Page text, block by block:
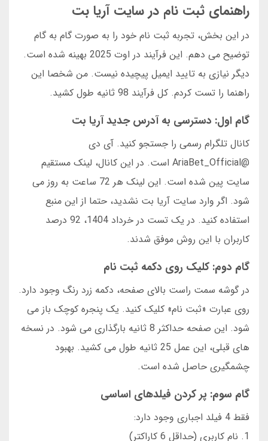
راهنمای ثبت نام در سایت آریا بت
در این بخش، تجربه ثبت نام خود را به صورت گام به گام
توضیح می دهم. این فرآیند در اوت 2025 بهینه شده است.
دیگر نیازی به تایید ایمیل پیچیده نیست. من شخصا این
راهنما را تست کردم. کل فرآیند 98 ثانیه طول کشید.
گام اول: دسترسی به آدرس جدید آریا بت
کانال تلگرام رسمی را جستجو کنید. آی دی
@AriaBet_Official است. در این کانال، لینک مستقیم
سایت پین شده است. این لینک هر 72 ساعت به روز می
شود. اگر وارد سایت آریا بت نشدید، حتما از این منبع
استفاده کنید. در یک تست در خرداد 1404، 92 درصد
کاربران با این روش موفق شدند.
گام دوم: کلیک روی دکمه ثبت نام
در گوشه سمت راست بالای صفحه، دکمه زرد رنگ وجود دارد.
روی عبارت «ثبت نام» کلیک کنید. یک پنجره کوچک باز می
شود. این صفحه حداکثر 8 ثانیه بارگذاری می شود. در نسخه
های قبلی، این عمل 25 ثانیه طول می کشید. بهبود
چشمگیری حاصل شده است.
گام سوم: پر کردن فیلدهای اساسی
فقط 4 فیلد اجباری وجود دارد:
1. نام کاربری (حداقل 6 کاراکتر)